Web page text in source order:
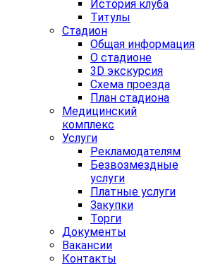
История клуба
Титулы
Стадион
Общая информация
О стадионе
3D экскурсия
Схема проезда
План стадиона
Медицинский
комплекс
Услуги
Рекламодателям
Безвозмездные
услуги
Платные услуги
Закупки
Торги
Документы
Вакансии
Контакты